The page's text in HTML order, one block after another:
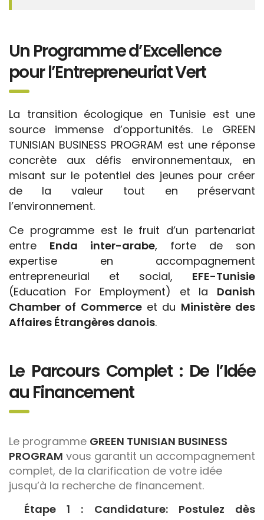
Un Programme d’Excellence
pour l’Entrepreneuriat Vert
La transition écologique en Tunisie est une
source immense d’opportunités. Le GREEN
TUNISIAN BUSINESS PROGRAM est une réponse
concrète aux défis environnementaux, en
misant sur le potentiel des jeunes pour créer
de la valeur tout en préservant
l’environnement.
Ce programme est le fruit d’un partenariat
entre Enda inter-arabe, forte de son
expertise en accompagnement
entrepreneurial et social, EFE-Tunisie
(Education For Employment) et la Danish
Chamber of Commerceet du Ministère des
Affaires Étrangères danois.
Le Parcours Complet : De l’Idée
au Financement
Le programme GREEN TUNISIAN BUSINESS
PROGRAM vous garantit un accompagnement
complet, de la clarification de votre idée
jusqu’à la recherche de financement.
Étape 1 : Candidature: Postulez dès